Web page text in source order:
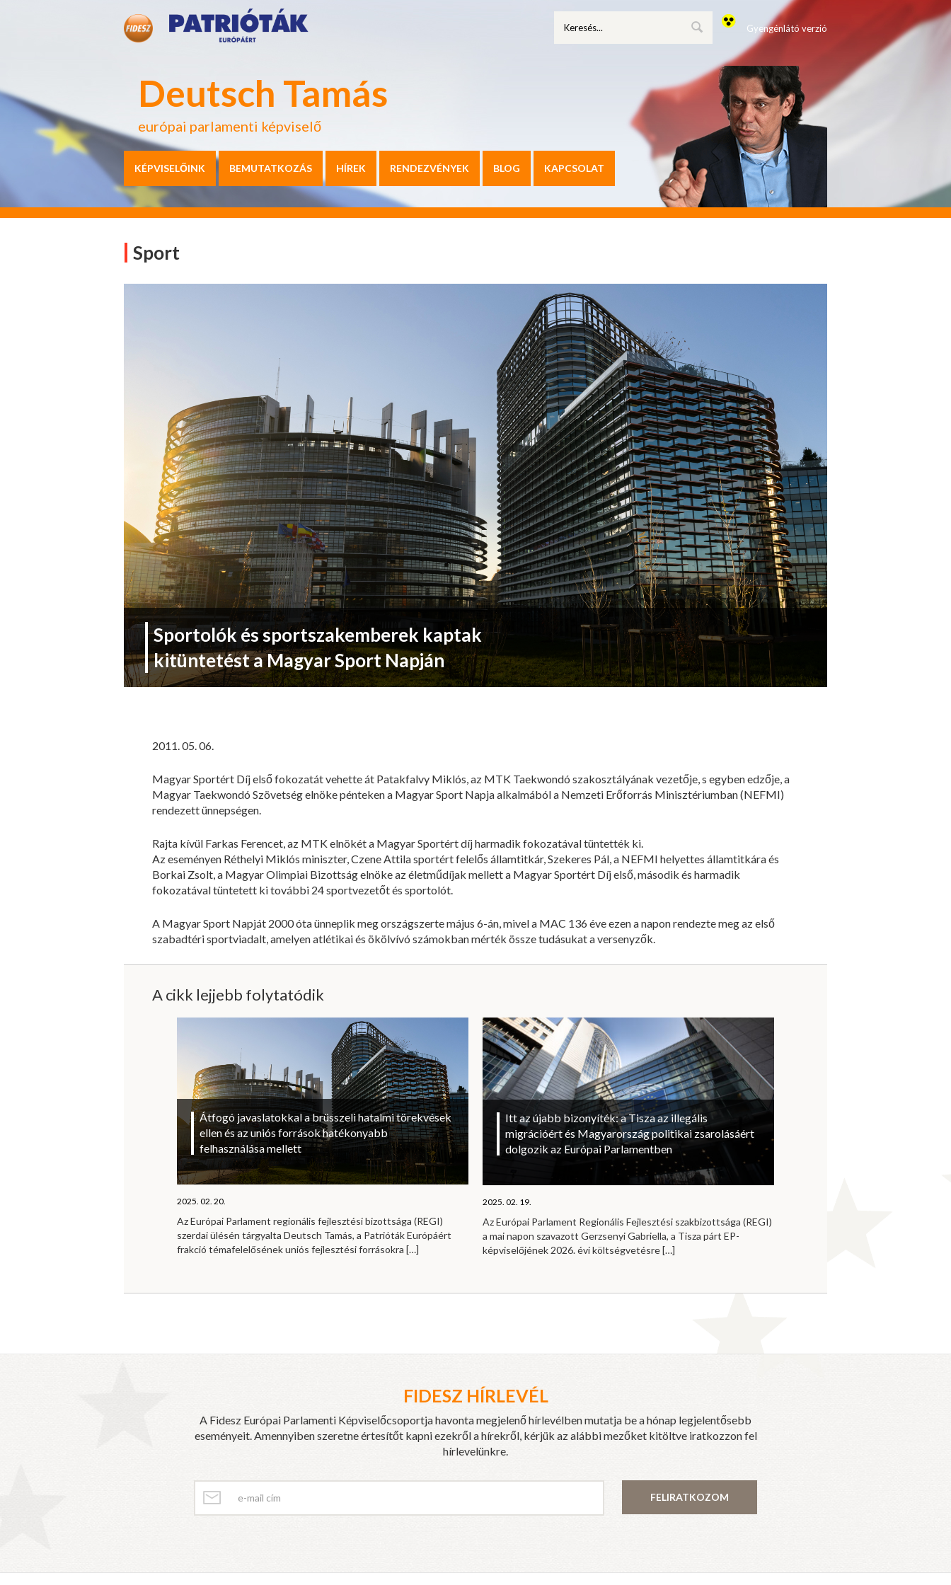
Deutsch Tamás
európai parlamenti képviselő
Gyengénlátó verzió
KÉPVISELŐINK BEMUTATKOZÁS HÍREK RENDEZVÉNYEK BLOG KAPCSOLAT
Sport
Sportolók és sportszakemberek kaptak
kitüntetést a Magyar Sport Napján
2011. 05. 06.
Magyar Sportért Díj első fokozatát vehette át Patakfalvy Miklós, az MTK Taekwondó szakosztályának vezetője, s egyben edzője, a
Magyar Taekwondó Szövetség elnöke pénteken a Magyar Sport Napja alkalmából a Nemzeti Erőforrás Minisztériumban (NEFMI)
rendezett ünnepségen.
Rajta kívül Farkas Ferencet, az MTK elnökét a Magyar Sportért díj harmadik fokozatával tüntették ki.
Az eseményen Réthelyi Miklós miniszter, Czene Attila sportért felelős államtitkár, Szekeres Pál, a NEFMI helyettes államtitkára és
Borkai Zsolt, a Magyar Olimpiai Bizottság elnöke az életműdíjak mellett a Magyar Sportért Díj első, második és harmadik
fokozatával tüntetett ki további 24 sportvezetőt és sportolót.
A Magyar Sport Napját 2000 óta ünneplik meg országszerte május 6-án, mivel a MAC 136 éve ezen a napon rendezte meg az első
szabadtéri sportviadalt, amelyen atlétikai és ökölvívó számokban mérték össze tudásukat a versenyzők.
A cikk lejjebb folytatódik
Átfogó javaslatokkal a brüsszeli hatalmi törekvések
ellen és az uniós források hatékonyabb
felhasználása mellett
2025. 02. 20.
Az Európai Parlament regionális fejlesztési bizottsága (REGI)
szerdai ülésén tárgyalta Deutsch Tamás, a Patrióták Európáért
frakció témafelelősének uniós fejlesztési forrásokra […]
Itt az újabb bizonyíték: a Tisza az illegális
migrációért és Magyarország politikai zsarolásáért
dolgozik az Európai Parlamentben
2025. 02. 19.
Az Európai Parlament Regionális Fejlesztési szakbizottsága (REGI)
a mai napon szavazott Gerzsenyi Gabriella, a Tisza párt EP-
képviselőjének 2026. évi költségvetésre[…]
FIDESZ HÍRLEVÉL
A Fidesz Európai Parlamenti Képviselőcsoportja havonta megjelenő hírlevélben mutatja be a hónap legjelentősebb
eseményeit. Amennyiben szeretne értesítőt kapni ezekről a hírekről, kérjük az alábbi mezőket kitöltve iratkozzon fel
hírlevelünkre.
FELIRATKOZOM